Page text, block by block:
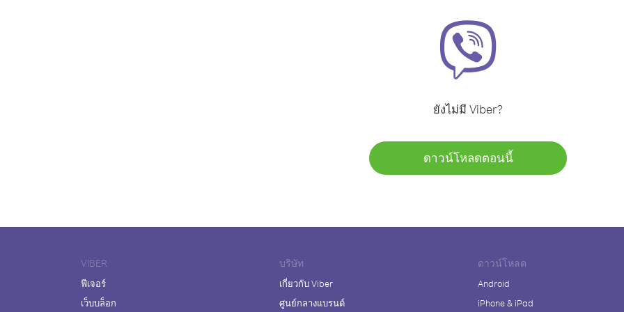
ยังไม่มี Viber?
ดาวน์โหลดตอนนี้
VIBER
ฟีเจอร์
เว็บบล็อก
บริษัท
เกี่ยวกับ Viber
ศูนย์กลางแบรนด์
ดาวน์โหลด
Android
iPhone & iPad